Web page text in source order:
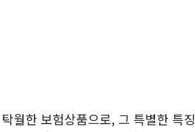
월한 보험상품으로, 그 특별한